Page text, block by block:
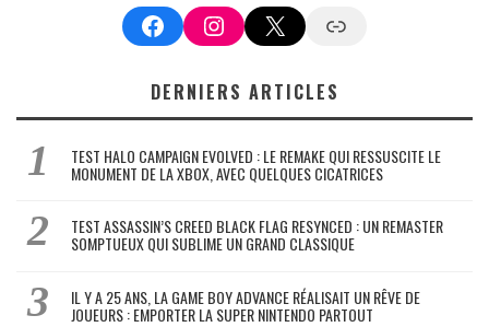
FacebookInstagram
X Google News
DERNIERS ARTICLES
TEST HALO CAMPAIGN EVOLVED : LE REMAKE QUI RESSUSCITE LE
MONUMENT DE LA XBOX, AVEC QUELQUES CICATRICES
TEST ASSASSIN’S CREED BLACK FLAG RESYNCED : UN REMASTER
SOMPTUEUX QUI SUBLIME UN GRAND CLASSIQUE
IL Y A 25 ANS, LA GAME BOY ADVANCE RÉALISAIT UN RÊVE DE
JOUEURS : EMPORTER LA SUPER NINTENDO PARTOUT